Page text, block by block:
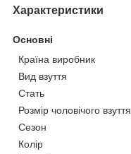
Характеристики
Основні
Країна виробник
Вид взуття
Стать
Розмір чоловічого взуття
Сезон
Колір